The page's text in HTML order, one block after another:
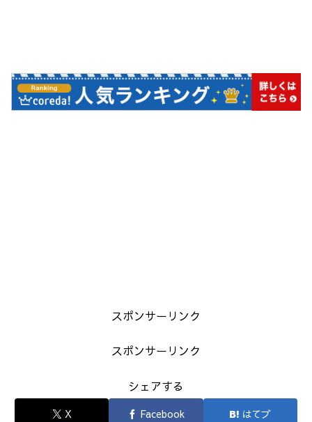
中…
スポンサーリンク
スポンサーリンク
シェアする
X Facebook はてブ